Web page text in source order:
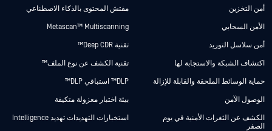
أمن التخزين
الأمن السحابي
أمن سلاسل التوريد
اكتشاف الشبكة والاستجابة لها
حماية الوسائط الملحقة والقابلة للإزالة
الوصول الآمن
الكشف عن الثغرات الأمنية في يوم
الصفر
مفتش المحتوى بالذكاء الاصطناعي
Metascan™ Multiscanning
تقنية Deep CDR™
تقنية الكشف عن نوع الملف™
DLP™ استباقي DLP™
بيئة اختبار معزولة متكيفة
استخبارات التهديدات تهديد Intelligence